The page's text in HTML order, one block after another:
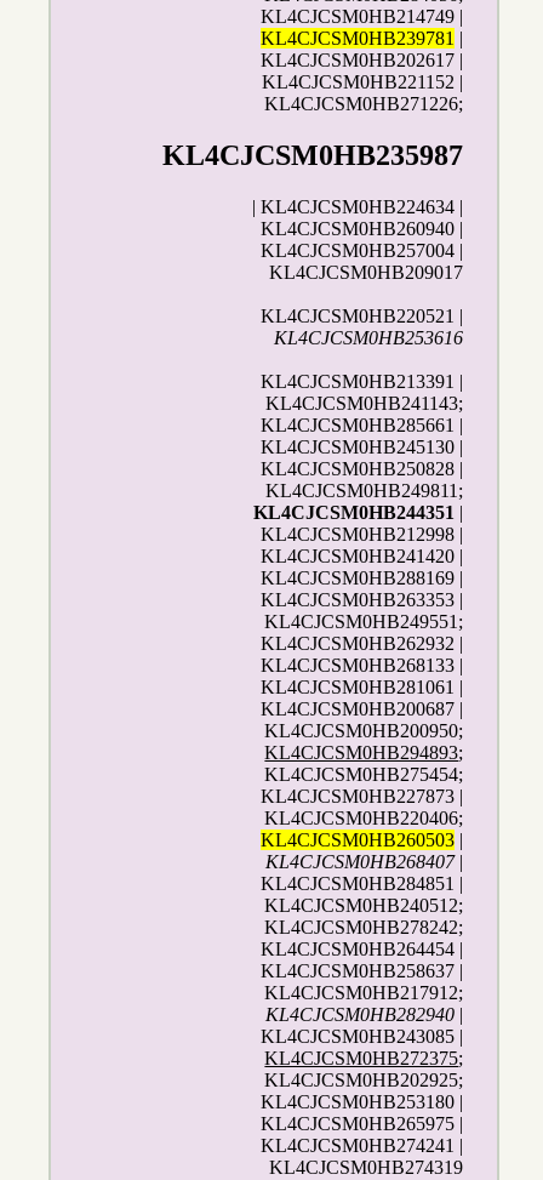
KL4CJCSM0HB214749 |
KL4CJCSM0HB239781 |
KL4CJCSM0HB202617 |
KL4CJCSM0HB221152 |
KL4CJCSM0HB271226;
KL4CJCSM0HB235987
| KL4CJCSM0HB224634 |
KL4CJCSM0HB260940 |
KL4CJCSM0HB257004 |
KL4CJCSM0HB209017
KL4CJCSM0HB220521 |
KL4CJCSM0HB253616
KL4CJCSM0HB213391 |
KL4CJCSM0HB241143;
KL4CJCSM0HB285661 |
KL4CJCSM0HB245130 |
KL4CJCSM0HB250828 |
KL4CJCSM0HB249811;
KL4CJCSM0HB244351 |
KL4CJCSM0HB212998 |
KL4CJCSM0HB241420 |
KL4CJCSM0HB288169 |
KL4CJCSM0HB263353 |
KL4CJCSM0HB249551;
KL4CJCSM0HB262932 |
KL4CJCSM0HB268133 |
KL4CJCSM0HB281061 |
KL4CJCSM0HB200687 |
KL4CJCSM0HB200950;
KL4CJCSM0HB294893;
KL4CJCSM0HB275454;
KL4CJCSM0HB227873 |
KL4CJCSM0HB220406;
KL4CJCSM0HB260503 |
KL4CJCSM0HB268407|
KL4CJCSM0HB284851 |
KL4CJCSM0HB240512;
KL4CJCSM0HB278242;
KL4CJCSM0HB264454 |
KL4CJCSM0HB258637 |
KL4CJCSM0HB217912;
KL4CJCSM0HB282940 |
KL4CJCSM0HB243085 |
KL4CJCSM0HB272375;
KL4CJCSM0HB202925;
KL4CJCSM0HB253180 |
KL4CJCSM0HB265975 |
KL4CJCSM0HB274241 |
KL4CJCSM0HB274319